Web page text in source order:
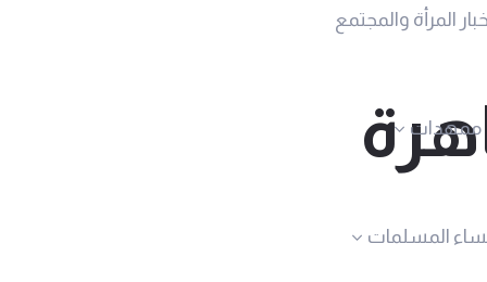
أخبار المرأة والمجتمع
ممهدات
المسلمات